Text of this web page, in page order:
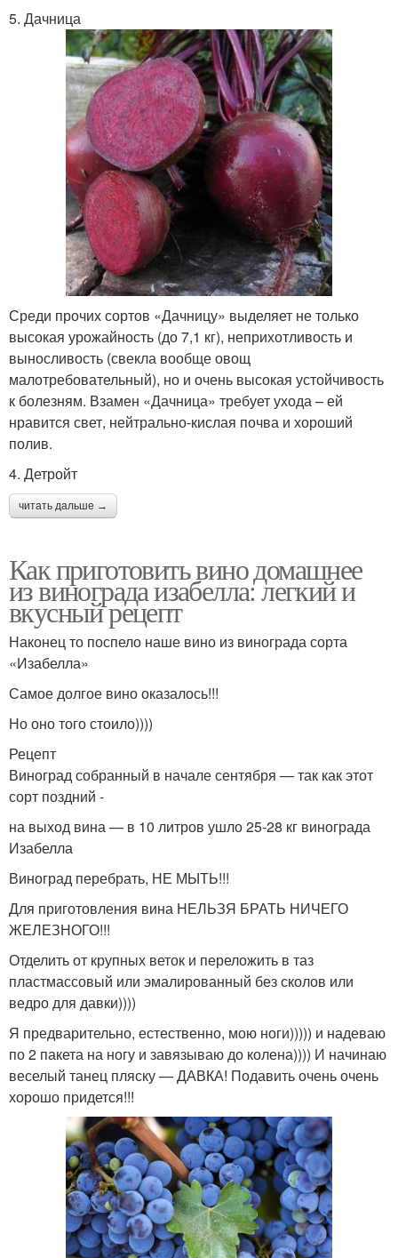
5. Дачница
Среди прочих сортов «Дачницу» выделяет не только
высокая урожайность (до 7,1 кг), неприхотливость и
выносливость (свекла вообще овощ
малотребовательный), но и очень высокая устойчивость
к болезням. Взамен «Дачница» требует ухода – ей
нравится свет, нейтрально-кислая почва и хороший
полив.
4. Детройт
читать дальше →
Как приготовить вино домашнее
из винограда изабелла: легкий и
вкусный рецепт
Наконец то поспело наше вино из винограда сорта
«Изабелла»
Самое долгое вино оказалось!!!
Но оно того стоило))))
Рецепт
Виноград собранный в начале сентября — так как этот
сорт поздний -
на выход вина — в 10 литров ушло 25-28 кг винограда
Изабелла
Виноград перебрать, НЕ МЫТЬ!!!
Для приготовления вина НЕЛЬЗЯ БРАТЬ НИЧЕГО
ЖЕЛЕЗНОГО!!!
Отделить от крупных веток и переложить в таз
пластмассовый или эмалированный без сколов или
ведро для давки))))
Я предварительно, естественно, мою ноги))))) и надеваю
по 2 пакета на ногу и завязываю до колена)))) И начинаю
веселый танец пляску — ДАВКА! Подавить очень очень
хорошо придется!!!